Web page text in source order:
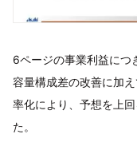
6ページの事業利益につ
容量構成差の改善に加
率化により、予想を上
た。